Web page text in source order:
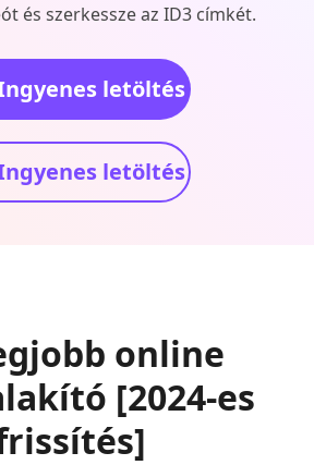
és szerkessze az ID3 címkét.
letöltés
letöltés
online
[2024-es